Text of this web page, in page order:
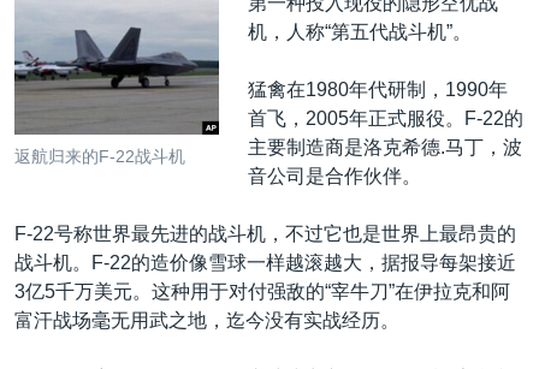
返航归来的F-22战斗机
机，人称“第五代战斗机”。
猛禽在1980年代研制，1990年
首飞，2005年正式服役。F-22的
主要制造商是洛克希德.马丁，波
音公司是合作伙伴。
F-22号称世界最先进的战斗机，不过它也是世界上最昂贵的
战斗机。F-22的造价像雪球一样越滚越大，据报导每架接近
3亿5千万美元。这种用于对付强敌的“宰牛刀”在伊拉克和阿
富汗战场毫无用武之地，迄今没有实战经历。